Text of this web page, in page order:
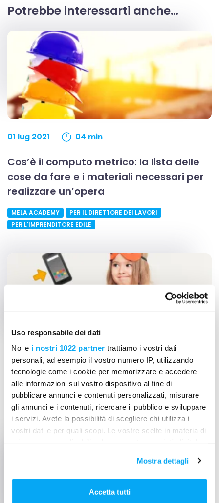
Uso responsabile dei dati
Noi e i nostri 1022 partner trattiamo i vostri dati
personali, ad esempio il vostro numero IP, utilizzando
tecnologie come i cookie per memorizzare e accedere
alle informazioni sul vostro dispositivo al fine di
pubblicare annunci e contenuti personalizzati, misurare
gli annunci e i contenuti, ricercare il pubblico e sviluppare
i servizi. Avete la possibilità di scegliere chi utilizza i
vostri dati e per quali scopi. Le vostre scelte in materia di
modificare o revocare il proprio consenso in qualsiasi
momento dalla Dichiarazione sui cookie o facendo clic
sull'icona di attivazione della privacy.
Mostra dettagli
Accetta tutti
Potrebbe interessarti anche…
01 lug 2021 04 min
Cos’è il computo metrico: la lista delle
cose da fare e i materiali necessari per
realizzare un’opera
MELA ACADEMY
PER IL DIRETTORE DEI LAVORI
PER L'IMPRENDITORE EDILE
27 apr 2021 03 min
Cantiere e controversie legali: come
proteggersi, con il digitale
GIORNALE DEI LAVORI MELA ACADEMY